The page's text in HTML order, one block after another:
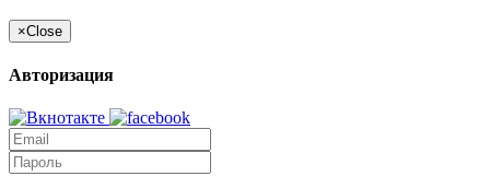
×Close
Авторизация